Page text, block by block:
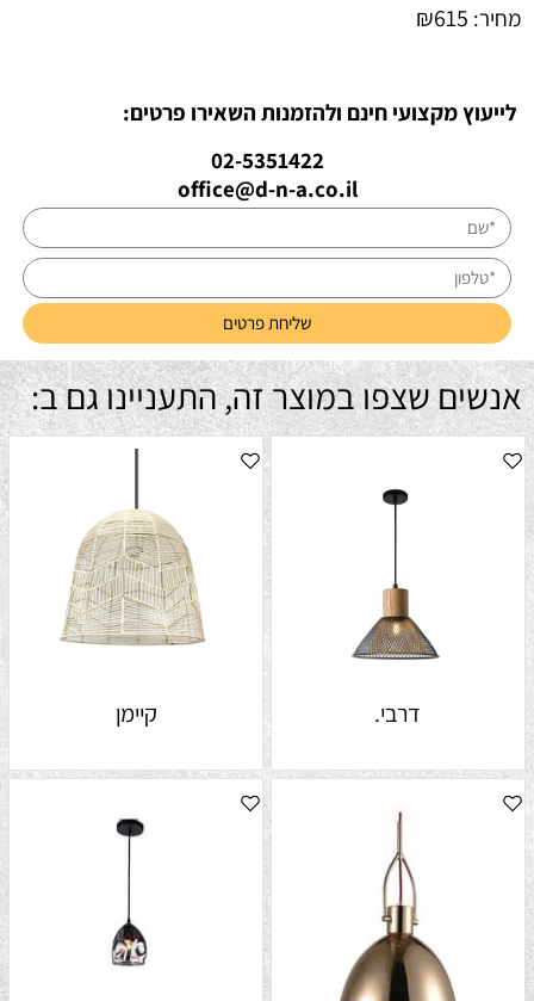
מחיר:
₪615
לייעוץ מקצועי חינם ולהזמנות השאירו פרטים:
02-5351422
office@d-n-a.co.il
אנשים שצפו במוצר זה, התעניינו גם ב:
דרבי. קיימן